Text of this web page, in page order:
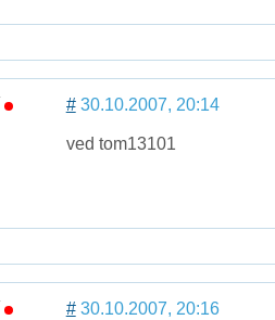
#30.10.2007, 20:14
ved tom13101
#30.10.2007, 20:16